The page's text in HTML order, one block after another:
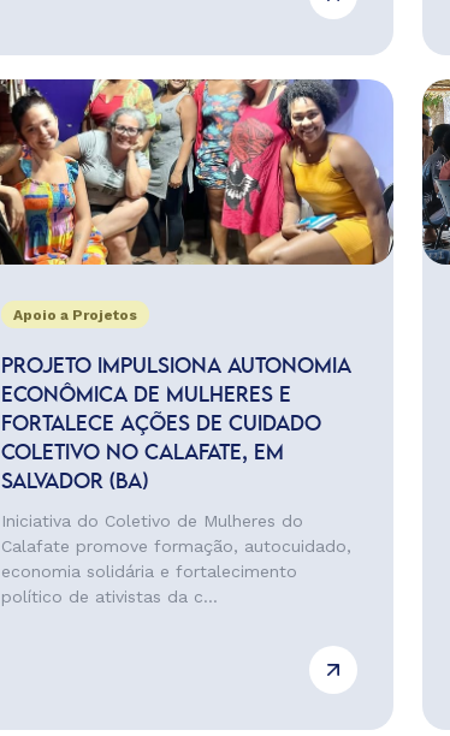
Apoio a Projetos
PROJETO IMPULSIONA AUTONOMIA
ECONÔMICA DE MULHERES E
FORTALECE AÇÕES DE CUIDADO
COLETIVO NO CALAFATE, EM
SALVADOR (BA)
Iniciativa do Coletivo de Mulheres do
Calafate promove formação, autocuidado,
economia solidária e fortalecimento
político de ativistas da c...